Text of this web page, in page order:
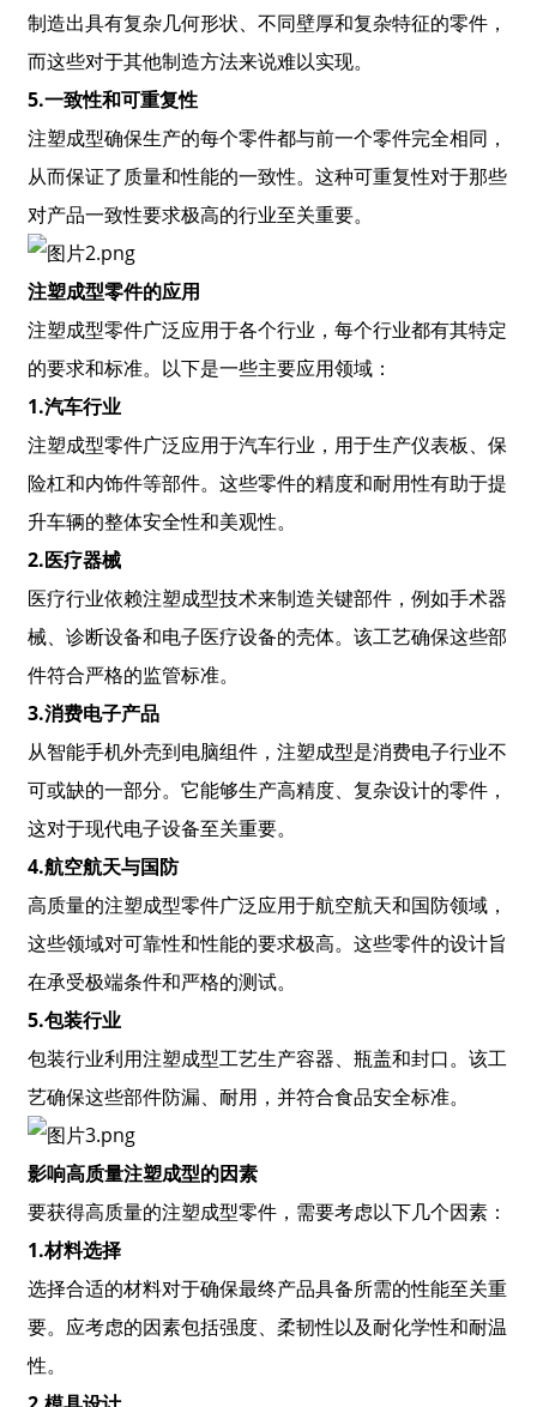
制造出具有复杂几何形状、不同壁厚和复杂特征的零件，
而这些对于其他制造方法来说难以实现。
5.一致性和可重复性
注塑成型确保生产的每个零件都与前一个零件完全相同，
从而保证了质量和性能的一致性。这种可重复性对于那些
对产品一致性要求极高的行业至关重要。
注塑成型零件的应用
注塑成型零件广泛应用于各个行业，每个行业都有其特定
的要求和标准。以下是一些主要应用领域：
1.汽车行业
注塑成型零件广泛应用于汽车行业，用于生产仪表板、保
险杠和内饰件等部件。这些零件的精度和耐用性有助于提
升车辆的整体安全性和美观性。
2.医疗器械
医疗行业依赖注塑成型技术来制造关键部件，例如手术器
械、诊断设备和电子医疗设备的壳体。该工艺确保这些部
件符合严格的监管标准。
3.消费电子产品
从智能手机外壳到电脑组件，注塑成型是消费电子行业不
可或缺的一部分。它能够生产高精度、复杂设计的零件，
这对于现代电子设备至关重要。
4.航空航天与国防
高质量的注塑成型零件广泛应用于航空航天和国防领域，
这些领域对可靠性和性能的要求极高。这些零件的设计旨
在承受极端条件和严格的测试。
5.包装行业
包装行业利用注塑成型工艺生产容器、瓶盖和封口。该工
艺确保这些部件防漏、耐用，并符合食品安全标准。
影响高质量注塑成型的因素
要获得高质量的注塑成型零件，需要考虑以下几个因素：
1.材料选择
选择合适的材料对于确保最终产品具备所需的性能至关重
要。应考虑的因素包括强度、柔韧性以及耐化学性和耐温
性。